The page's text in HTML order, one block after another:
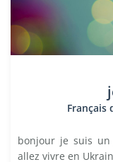
Français
bonjour je suis
allez vivre en